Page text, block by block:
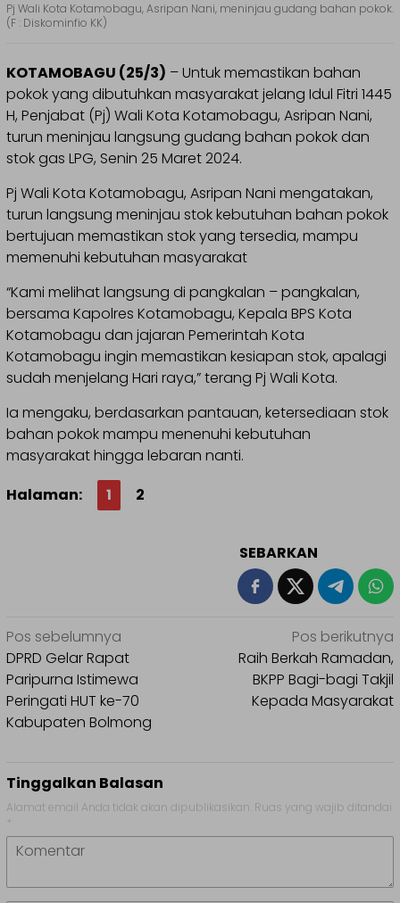
Pj Wali Kota Kotamobagu, Asripan Nani, meninjau gudang bahan pokok.
(F : Diskominfio KK)
KOTAMOBAGU (25/3) – Untuk memastikan bahan
pokok yang dibutuhkan masyarakat jelang Idul Fitri 1445
H, Penjabat (Pj) Wali Kota Kotamobagu, Asripan Nani,
turun meninjau langsung gudang bahan pokok dan
stok gas LPG, Senin 25 Maret 2024.
Pj Wali Kota Kotamobagu, Asripan Nani mengatakan,
turun langsung meninjau stok kebutuhan bahan pokok
bertujuan memastikan stok yang tersedia, mampu
memenuhi kebutuhan masyarakat
“Kami melihat langsung di pangkalan – pangkalan,
bersama Kapolres Kotamobagu, Kepala BPS Kota
Kotamobagu dan jajaran Pemerintah Kota
Kotamobagu ingin memastikan kesiapan stok, apalagi
sudah menjelang Hari raya,” terang Pj Wali Kota.
Ia mengaku, berdasarkan pantauan, ketersediaan stok
bahan pokok mampu menenuhi kebutuhan
masyarakat hingga lebaran nanti.
Halaman:
1 2
SEBARKAN
Navigasi
pos
Pos sebelumnya
DPRD Gelar Rapat
Paripurna Istimewa
Peringati HUT ke-70
Kabupaten Bolmong
Pos berikutnya
Raih Berkah Ramadan,
BKPP Bagi-bagi Takjil
Kepada Masyarakat
Tinggalkan Balasan
Alamat email Anda tidak akan dipublikasikan. Ruas yang wajib ditandai
*